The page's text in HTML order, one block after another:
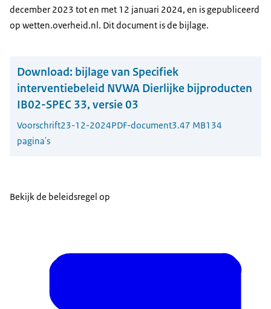
december 2023 tot en met 12 januari 2024, en is gepubliceerd
op wetten.overheid.nl. Dit document is de bijlage.
Download: bijlage van Specifiek
interventiebeleid NVWA Dierlijke bijproducten
IB02-SPEC 33, versie 03
Voorschrift23-12-2024PDF-document3.47 MB134
pagina's
Bekijk de beleidsregel op